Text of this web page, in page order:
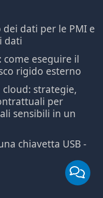
dati per le PMI e
dati
come eseguire il
rigido esterno
cloud: strategie,
per
sensibili in un
chiavetta USB -